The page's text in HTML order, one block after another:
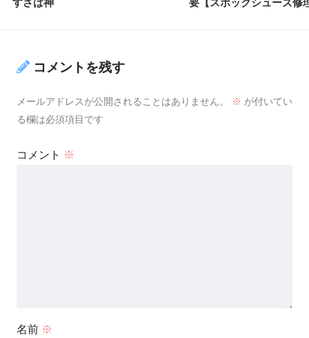
コメントを残す
メールアドレスが公開されることはありません。 ※ が付いてい
る欄は必須項目です
コメント ※
名前 ※